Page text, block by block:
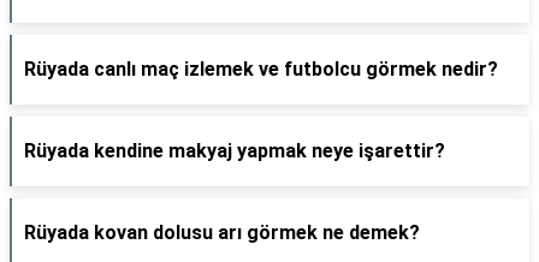
Rüyada canlı maç izlemek ve futbolcu görmek nedir?
Rüyada kendine makyaj yapmak neye işarettir?
Rüyada kovan dolusu arı görmek ne demek?